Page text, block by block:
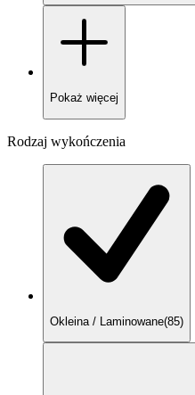
Pokaż więcej
Rodzaj wykończenia
Okleina / Laminowane(85)